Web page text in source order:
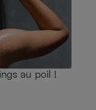
au poil !